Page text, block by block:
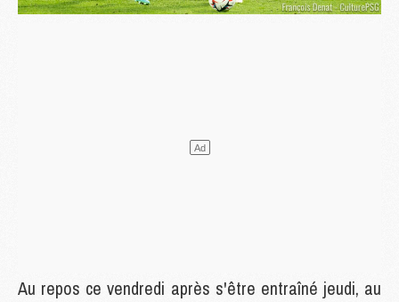
Au repos ce vendredi après s'être entraîné jeudi, au